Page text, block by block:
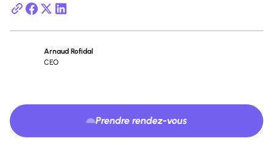
Arnaud Rofidal
CEO
Prendre rendez-vous